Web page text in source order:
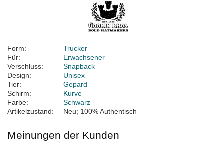
Form:
Trucker
Für:
Erwachsener
Verschluss:
Snapback
Design:
Unisex
Tier:
Gepard
Schirm:
Kurve
Farbe:
Schwarz
Artikelzustand:
Neu; 100% Authentisch
Meinungen der Kunden